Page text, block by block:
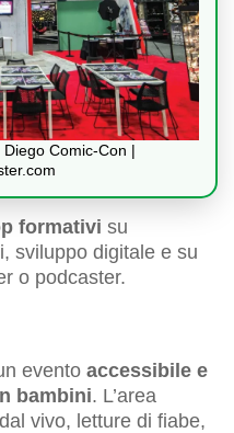
Comic-Con |
formativi su
sviluppo digitale e su
o podcaster.
evento accessibile e
bambini. L’area
vivo, letture di fiabe,